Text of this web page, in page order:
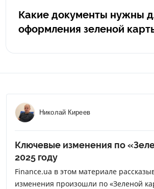
порядка 400 евро, а в Германии - от 900
немаловажным плюсом является то, что
необходимости, вы можете поехать в
Какие документы нужны
оформления зеленой
Николай Киреев
Ключевые изменения по
2025 году
Finance.ua в этом материале
изменения произошли по «Зеленой